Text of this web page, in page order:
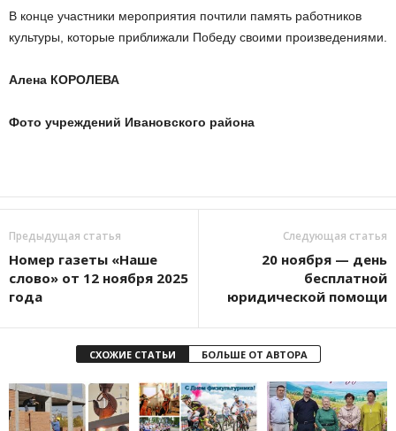
В конце участники мероприятия почтили память работников
культуры, которые приближали Победу своими произведениями.
Алена КОРОЛЕВА
Фото учреждений Ивановского района
Предыдущая статья
Номер газеты «Наше
слово» от 12 ноября 2025
года
Следующая статья
20 ноября — день
бесплатной
юридической помощи
СХОЖИЕ СТАТЬИ БОЛЬШЕ ОТ АВТОРА